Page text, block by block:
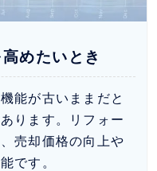
めたいとき
能が古いままだと
ります。リフォー
売却価格の向上や
です。